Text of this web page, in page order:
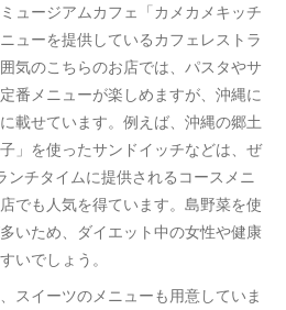
ュージアムカフェ「カメカメキッチ
ューを提供しているカフェレストラ
気のこちらのお店では、パスタやサ
番メニューが楽しめますが、沖縄に
載せています。例えば、沖縄の郷土
」を使ったサンドイッチなどは、ぜ
チタイムに提供されるコースメニ
でも人気を得ています。島野菜を使
いため、ダイエット中の女性や健康
いでしょう。
スイーツのメニューも用意していま